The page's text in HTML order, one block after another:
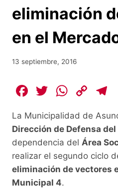
eliminación
en el
13 septiembre, 2016
F
c
e
b
o
o
T
itt
er
W
at
s
A
p
C
p
y
Li
n
a
La Municipalidad de
Dirección de Defensa
dependencia del Área
realizar el segundo ciclo
eliminación de vectores
Municipal 4.